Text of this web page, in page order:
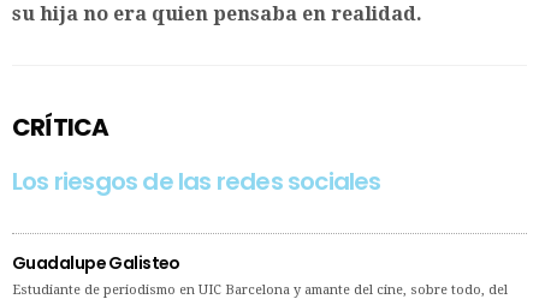
su hija no era quien pensaba en realidad.
CRÍTICA
Los riesgos de las redes sociales
Guadalupe Galisteo
Estudiante de periodismo en UIC Barcelona y amante del cine, sobre todo, del